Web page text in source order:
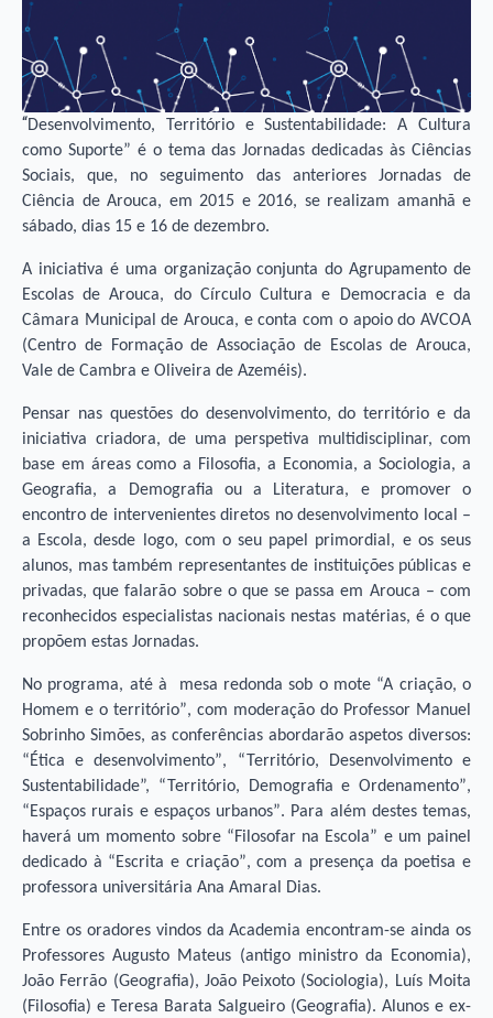
“Desenvolvimento, Território e Sustentabilidade: A Cultura
como Suporte” é o tema das Jornadas dedicadas às Ciências
Sociais, que, no seguimento das anteriores Jornadas de
Ciência de Arouca, em 2015 e 2016, se realizam amanhã e
sábado, dias 15 e 16 de dezembro.
A iniciativa é uma organização conjunta do Agrupamento de
Escolas de Arouca, do Círculo Cultura e Democracia e da
Câmara Municipal de Arouca, e conta com o apoio do AVCOA
(Centro de Formação de Associação de Escolas de Arouca,
Vale de Cambra e Oliveira de Azeméis).
Pensar nas questões do desenvolvimento, do território e da
iniciativa criadora, de uma perspetiva multidisciplinar, com
base em áreas como a Filosofia, a Economia, a Sociologia, a
Geografia, a Demografia ou a Literatura, e promover o
encontro de intervenientes diretos no desenvolvimento local –
a Escola, desde logo, com o seu papel primordial, e os seus
alunos, mas também representantes de instituições públicas e
privadas, que falarão sobre o que se passa em Arouca – com
reconhecidos especialistas nacionais nestas matérias, é o que
propõem estas Jornadas.
No programa, até à mesa redonda sob o mote “A criação, o
Homem e o território”, com moderação do Professor Manuel
Sobrinho Simões, as conferências abordarão aspetos diversos:
“Ética e desenvolvimento”, “Território, Desenvolvimento e
Sustentabilidade”, “Território, Demografia e Ordenamento”,
“Espaços rurais e espaços urbanos”. Para além destes temas,
haverá um momento sobre “Filosofar na Escola” e um painel
dedicado à “Escrita e criação”, com a presença da poetisa e
professora universitária Ana Amaral Dias.
Entre os oradores vindos da Academia encontram-se ainda os
Professores Augusto Mateus (antigo ministro da Economia),
João Ferrão (Geografia), João Peixoto (Sociologia), Luí­s Moita
(Filosofia) e Teresa Barata Salgueiro (Geografia). Alunos e ex-